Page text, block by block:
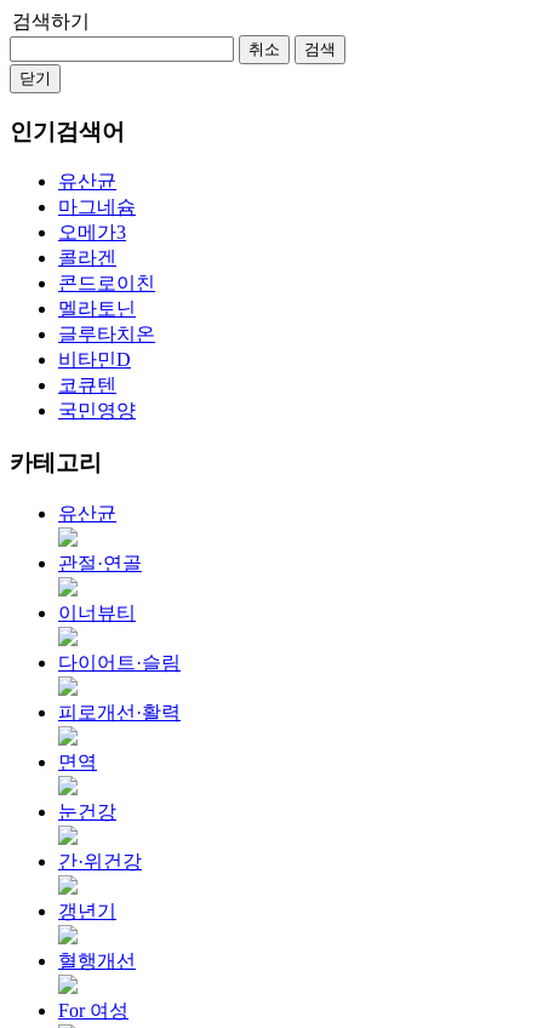
검색하기
취소
검색
닫기
인기검색어
유산균
마그네슘
오메가3
콜라겐
콘드로이친
멜라토닌
글루타치온
비타민D
코큐텐
국민영양
카테고리
유산균
관절·연골
이너뷰티
다이어트·슬림
피로개선·활력
면역
눈건강
간·위건강
갱년기
혈행개선
For 여성